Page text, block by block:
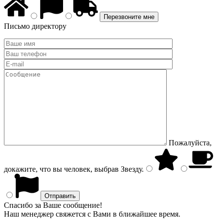
Письмо директору
Пожалуйста,
докажите, что вы человек, выбрав Звезду.
Спасибо за Ваше сообщение!
Наш менеджер свяжется с Вами в ближайшее время.